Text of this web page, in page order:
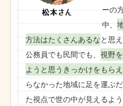
ーの
中、
方法はたくさんあるなと思
公務員でも民間でも、 視野
ようと思うきっかけをもら
らなかった地域に足を運ぶ
た視点で世の中が見えるよ